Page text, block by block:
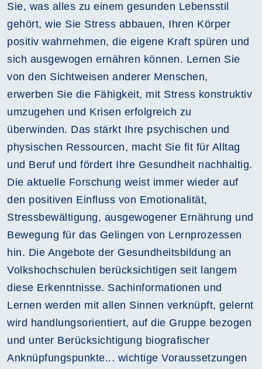
Sie, was alles zu einem gesunden Lebensstil
gehört, wie Sie Stress abbauen, Ihren Körper
positiv wahrnehmen, die eigene Kraft spüren und
sich ausgewogen ernähren können. Lernen Sie
von den Sichtweisen anderer Menschen,
erwerben Sie die Fähigkeit, mit Stress konstruktiv
umzugehen und Krisen erfolgreich zu
überwinden. Das stärkt Ihre psychischen und
physischen Ressourcen, macht Sie fit für Alltag
und Beruf und fördert Ihre Gesundheit nachhaltig.
Die aktuelle Forschung weist immer wieder auf
den positiven Einfluss von Emotionalität,
Stressbewältigung, ausgewogener Ernährung und
Bewegung für das Gelingen von Lernprozessen
hin. Die Angebote der Gesundheitsbildung an
Volkshochschulen berücksichtigen seit langem
diese Erkenntnisse. Sachinformationen und
Lernen werden mit allen Sinnen verknüpft, gelernt
wird handlungsorientiert, auf die Gruppe bezogen
und unter Berücksichtigung biografischer
Anknüpfungspunkte... wichtige Voraussetzungen